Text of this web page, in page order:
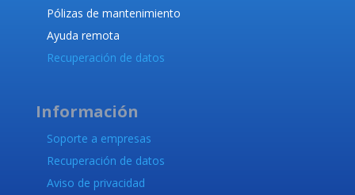
Pólizas de mantenimiento
Ayuda remota
Recuperación de datos
Información
Soporte a empresas
Recuperación de datos
Aviso de privacidad